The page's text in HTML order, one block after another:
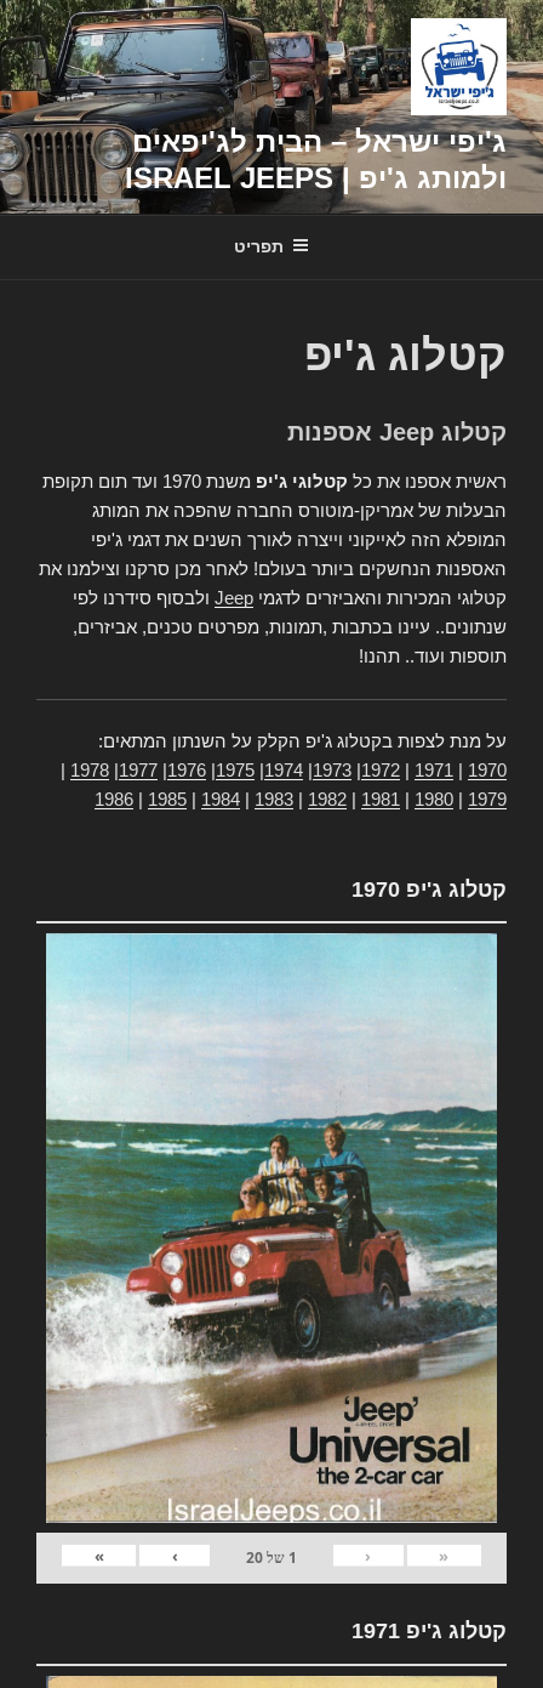
דילוג
לתוכן
ג'יפי ישראל – הבית לג'יפאים
ולמותג ג'יפ | ISRAEL JEEPS
תפריט
קטלוג ג'יפ
קטלוג Jeep אספנות
ראשית אספנו את כל קטלוגי ג'יפ
משנת 1970 ועד תום תקופת
הבעלות של אמריקן-מוטורס החברה שהפכה את המותג
המופלא הזה לאייקוני וייצרה לאורך השנים את דגמי ג'יפי
האספנות הנחשקים ביותר בעולם! לאחר מכן סרקנו וצילמנו את
קטלוגי המכירות והאביזרים לדגמי Jeep ולבסוף סידרנו לפי
שנתונים.. עיינו בכתבות ,תמונות, מפרטים טכנים, אביזרים,
תוספות ועוד.. תהנו!
על מנת לצפות בקטלוג ג'יפ הקלק על השנתון המתאים:
1970
1971
1972
1973
1974
1975
1976
1977
1978
1979
1980
1981
1982
1983
1984
1985
1986
קטלוג ג'יפ 1970
«
‹
1 של20
›
»
קטלוג ג'יפ 1971